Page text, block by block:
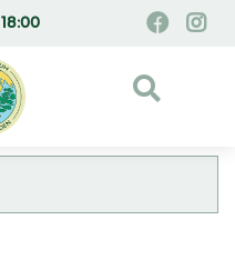
18:00